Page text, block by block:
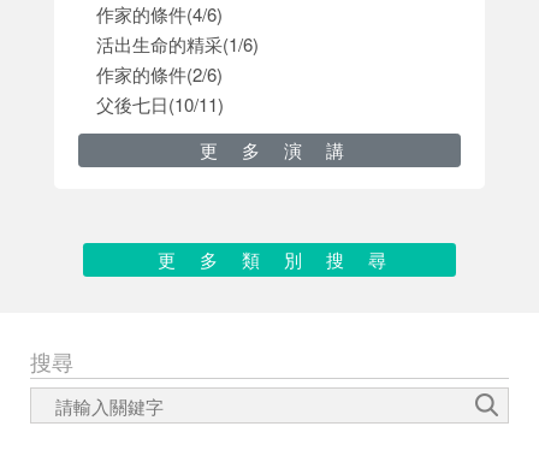
作家的條件(4/6)
活出生命的精采(1/6)
作家的條件(2/6)
父後七日(10/11)
更多演講
更多類別搜尋
搜尋